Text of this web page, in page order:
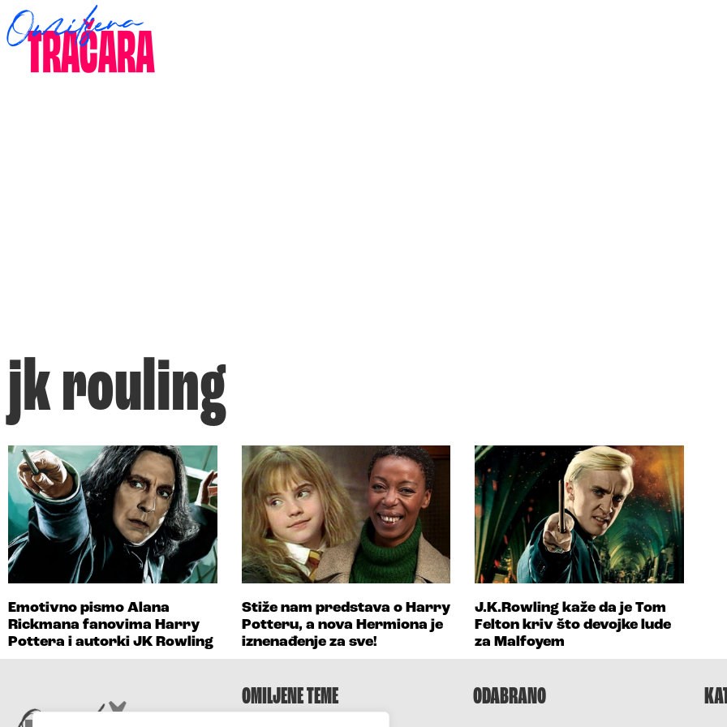
jk rouling
Emotivno pismo Alana
Rickmana fanovima Harry
Pottera i autorki JK Rowling
Stiže nam predstava o Harry
Potteru, a nova Hermiona je
iznenađenje za sve!
J.K.Rowling kaže da je Tom
Felton kriv što devojke lude
za Malfoyem
OMILJENE TEME ODABRANO